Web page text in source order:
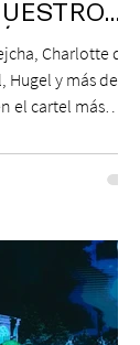
Charlotte de
y más de 85
el cartel más
de música
del país,
de su edición